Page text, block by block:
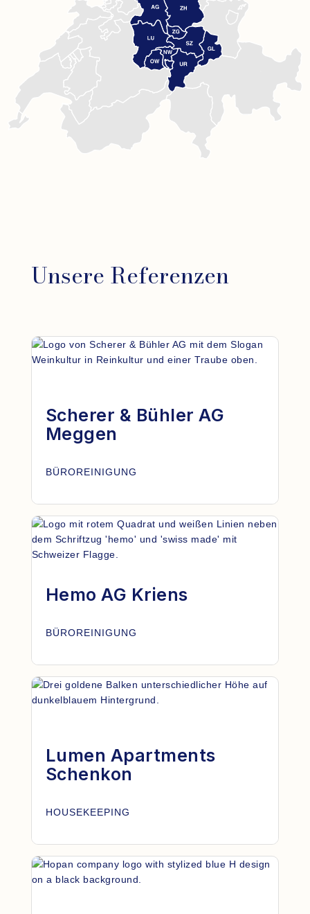
Unsere Referenzen
Scherer & Bühler AG
Meggen
BÜROREINIGUNG
Hemo AG Kriens
BÜROREINIGUNG
Lumen Apartments
Schenkon
HOUSEKEEPING